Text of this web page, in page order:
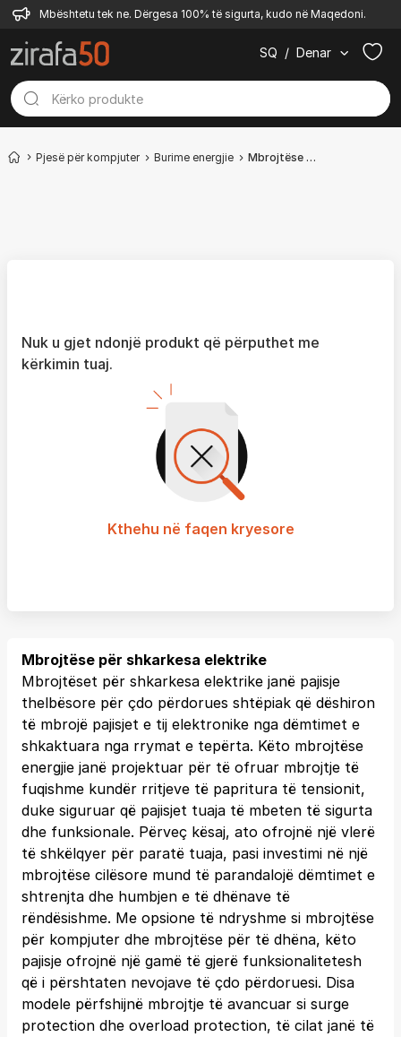
Mbështetu tek ne. Dërgesa 100% të sigurta, kudo në Maqedoni.
SQ / Denar
Pjesë për kompjuter Burime energjie Mbrojtëse për shkarkesa elektrike
Nuk u gjet ndonjë produkt që përputhet me
kërkimin tuaj.
Kthehu në faqen kryesore
Mbrojtëse për shkarkesa elektrike
Mbrojtëset për shkarkesa elektrike janë pajisje
thelbësore për çdo përdorues shtëpiak që dëshiron
të mbrojë pajisjet e tij elektronike nga dëmtimet e
shkaktuara nga rrymat e tepërta. Këto mbrojtëse
energjie janë projektuar për të ofruar mbrojtje të
fuqishme kundër rritjeve të papritura të tensionit,
duke siguruar që pajisjet tuaja të mbeten të sigurta
dhe funksionale. Përveç kësaj, ato ofrojnë një vlerë
të shkëlqyer për paratë tuaja, pasi investimi në një
mbrojtëse cilësore mund të parandalojë dëmtimet e
shtrenjta dhe humbjen e të dhënave të
rëndësishme. Me opsione të ndryshme si mbrojtëse
për kompjuter dhe mbrojtëse për të dhëna, këto
pajisje ofrojnë një gamë të gjerë funksionalitetesh
që i përshtaten nevojave të çdo përdoruesi. Disa
modele përfshijnë mbrojtje të avancuar si surge
protection dhe overload protection, të cilat janë të